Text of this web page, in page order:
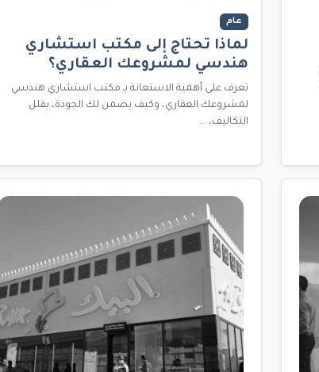
عام
لماذا تحتاج إلى مكتب استشاري
هندسي لمشروعك العقاري؟
تعرف على أهمية الاستعانة بـ مكتب استشاري هندسي
لمشروعك العقاري، وكيف يضمن لك الجودة، يقلل
التكاليف، ...